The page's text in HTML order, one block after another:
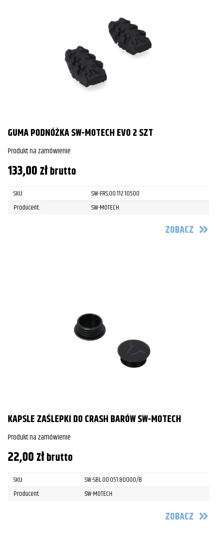
GUMA PODNÓŻKA SW-MOTECH EVO 2 SZT
Produkt na zamówienie
133,00złbrutto
SKU:
SW-FRS.00.112.10500
Producent:
SW-MOTECH
ZOBACZ
KAPSLE ZAŚLEPKI DO CRASH BARÓW SW-MOTECH
Produkt na zamówienie
22,00złbrutto
SKU:
SW-SBL.00.051.80000/B
Producent:
SW-MOTECH
ZOBACZ